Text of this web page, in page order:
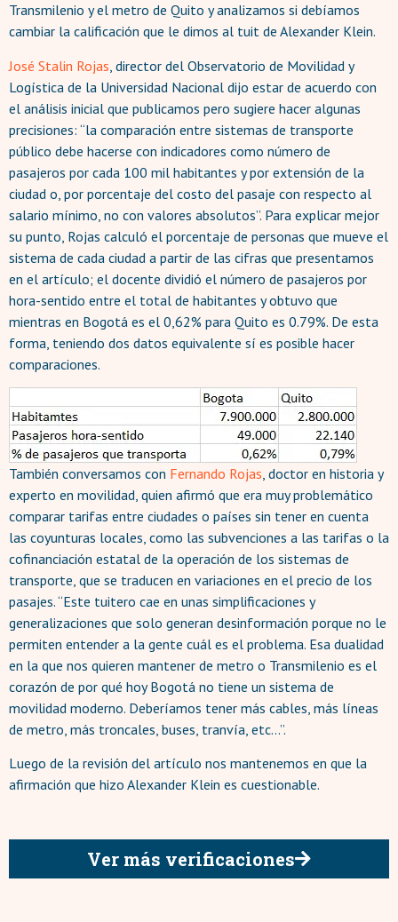
Transmilenio y el metro de Quito y analizamos si debíamos
cambiar la calificación que le dimos al tuit de Alexander Klein.
José Stalin Rojas , director del Observatorio de Movilidad y
Logística de la Universidad Nacional dijo estar de acuerdo con
el análisis inicial que publicamos pero sugiere hacer algunas
precisiones: “la comparación entre sistemas de transporte
público debe hacerse con indicadores como número de
pasajeros por cada 100 mil habitantes y por extensión de la
ciudad o, por porcentaje del costo del pasaje con respecto al
salario mínimo, no con valores absolutos”. Para explicar mejor
su punto, Rojas calculó el porcentaje de personas que mueve el
sistema de cada ciudad a partir de las cifras que presentamos
en el artículo; el docente dividió el número de pasajeros por
hora-sentido entre el total de habitantes y obtuvo que
mientras en Bogotá es el 0,62% para Quito es 0.79%. De esta
forma, teniendo dos datos equivalente sí es posible hacer
comparaciones.
También conversamos con Fernando Rojas, doctor en historia y
experto en movilidad, quien afirmó que era muy problemático
comparar tarifas entre ciudades o países sin tener en cuenta
las coyunturas locales, como las subvenciones a las tarifas o la
cofinanciación estatal de la operación de los sistemas de
transporte, que se traducen en variaciones en el precio de los
pasajes. “Este tuitero cae en unas simplificaciones y
generalizaciones que solo generan desinformación porque no le
permiten entender a la gente cuál es el problema. Esa dualidad
en la que nos quieren mantener de metro o Transmilenio es el
corazón de por qué hoy Bogotá no tiene un sistema de
movilidad moderno. Deberíamos tener más cables, más líneas
de metro, más troncales, buses, tranvía, etc...”.
Luego de la revisión del artículo nos mantenemos en que la
afirmación que hizo Alexander Klein es cuestionable.
Ver más verificaciones